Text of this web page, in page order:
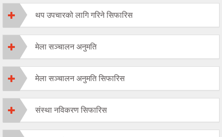
थप उपचारको लागि गरिने सिफारिस
मेला सञ्चालन अनुमति
मेला सञ्चालन अनुमति सिफारिस
संस्था नविकरण सिफारिस